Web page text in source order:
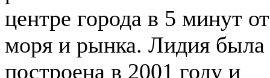
центре города в 5 минут от
моря и рынка. Лидия была
построена в 2001 году и